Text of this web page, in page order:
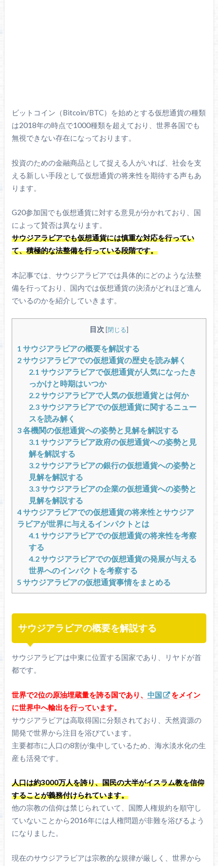
ビットコイン（Bitcoin/BTC）を始めとする仮想通貨の種類
は2018年の時点で1000種類を超えており、世界各国でも
無視できない存在になっております。
投資のための金融商品として捉える人がいれば、社会を支
える新しい手段として仮想通貨の将来性を期待する声もあ
ります。
G20参加国でも仮想通貨に対する意見が分かれており、国
によって賛否は異なります。
サウジアラビアでも仮想通貨には慎重な対応を行ってい
て、積極的な法整備を行っている段階です。
本記事では、サウジアラビアでは具体的にどのような法整
備を行っており、国内では仮想通貨の決済がどれほど進ん
でいるのかを紹介していきます。
目次 [閉じる]
1 サウジアラビアの概要を解説する
2サウジアラビアでの仮想通貨の歴史を読み解く
2.1 サウジアラビアで仮想通貨が人気になったき
っかけと時期はいつか
2.2サウジアラビアで人気の仮想通貨とは何か
2.3サウジアラビアでの仮想通貨に関するニュー
スを読み解く
3各機関の仮想通貨への姿勢と見解を解説する
3.1 サウジアラビア政府の仮想通貨への姿勢と見
解を解説する
3.2サウジアラビアの銀行の仮想通貨への姿勢と
見解を解説する
3.3サウジアラビアの企業の仮想通貨への姿勢と
見解を解説する
4サウジアラビアでの仮想通貨の将来性とサウジア
ラビアが世界に与えるインパクトとは
4.1 サウジアラビアでの仮想通貨の将来性を考察
する
4.2サウジアラビアでの仮想通貨の発展が与える
世界へのインパクトを考察する
5 サウジアラビアの仮想通貨事情をまとめる
サウジアラビアの概要を解説する
サウジアラビアは中東に位置する国家であり、リヤドが首
都です。
世界で2位の原油埋蔵量を誇る国であり、 中国
をメイン
に世界中へ輸出を行っています。
サウジアラビアは高取得国に分類されており、天然資源の
開発で世界から注目を浴びています。
主要都市に人口の8割が集中しているため、海水淡水化の生
産も活発です。
人口は約3000万人を誇り、国民の大半がイスラム教を信仰
することが義務付けられています。
他の宗教の信仰は禁じられていて、国際人権規約を順守し
ていないことから2016年には人権問題が非難を浴びるよう
になりました。
現在のサウジアラビアは宗教的な規律が厳しく、世界から